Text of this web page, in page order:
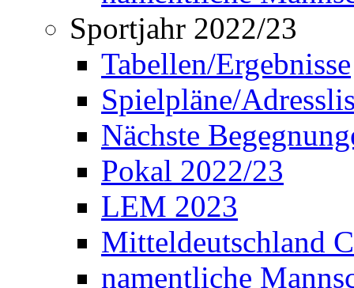
Sportjahr 2022/23
Tabellen/Ergebnisse
Spielpläne/
Nächste
Pokal 2022/23
LEM 2023
Mitteldeutschland
namentliche